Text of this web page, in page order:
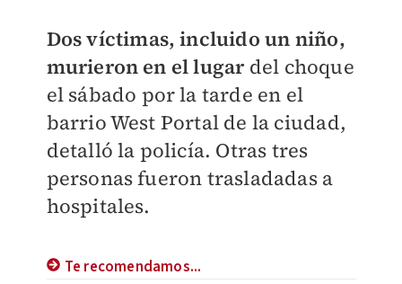
Dos víctimas, incluido un niño,
murieron en el lugar del choque
el sábado por la tarde en el
barrio West Portal de la ciudad,
detalló la policía. Otras tres
personas fueron trasladadas a
hospitales.
Te recomendamos...